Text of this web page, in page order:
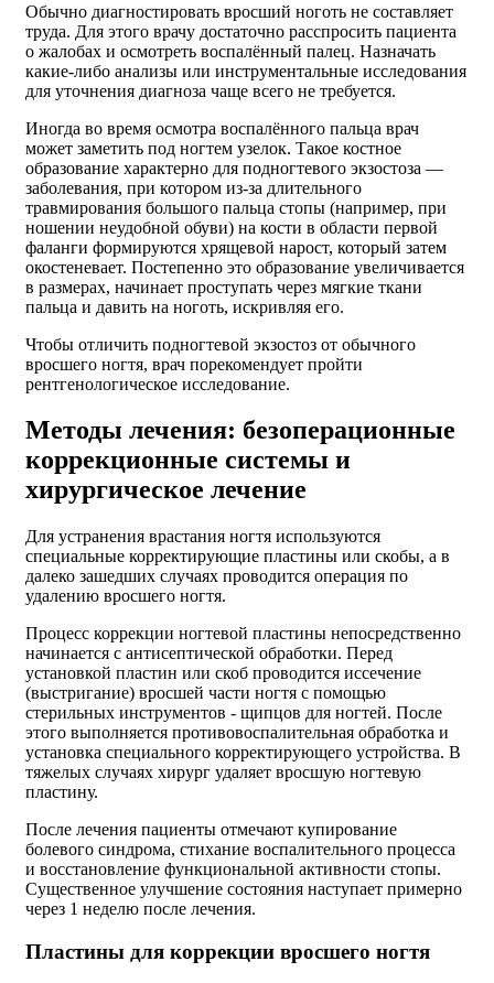
Обычно диагностировать вросший ноготь не составляет
труда. Для этого врачу достаточно расспросить пациента
о жалобах и осмотреть воспалённый палец. Назначать
какие-либо анализы или инструментальные исследования
для уточнения диагноза чаще всего не требуется.
Иногда во время осмотра воспалённого пальца врач
может заметить под ногтем узелок. Такое костное
образование характерно для подногтевого экзостоза —
заболевания, при котором из-за длительного
травмирования большого пальца стопы (например, при
ношении неудобной обуви) на кости в области первой
фаланги формируются хрящевой нарост, который затем
окостеневает. Постепенно это образование увеличивается
в размерах, начинает проступать через мягкие ткани
пальца и давить на ноготь, искривляя его.
Чтобы отличить подногтевой экзостоз от обычного
вросшего ногтя, врач порекомендует пройти
рентгенологическое исследование.
Методы лечения: безоперационные
коррекционные системы и
хирургическое лечение
Для устранения врастания ногтя используются
специальные корректирующие пластины или скобы, а в
далеко зашедших случаях проводится операция по
удалению вросшего ногтя.
Процесс коррекции ногтевой пластины непосредственно
начинается с антисептической обработки. Перед
установкой пластин или скоб проводится иссечение
(выстригание) вросшей части ногтя с помощью
стерильных инструментов - щипцов для ногтей. После
этого выполняется противовоспалительная обработка и
установка специального корректирующего устройства. В
тяжелых случаях хирург удаляет вросшую ногтевую
пластину.
После лечения пациенты отмечают купирование
болевого синдрома, стихание воспалительного процесса
и восстановление функциональной активности стопы.
Существенное улучшение состояния наступает примерно
через 1 неделю после лечения.
Пластины для коррекции вросшего ногтя